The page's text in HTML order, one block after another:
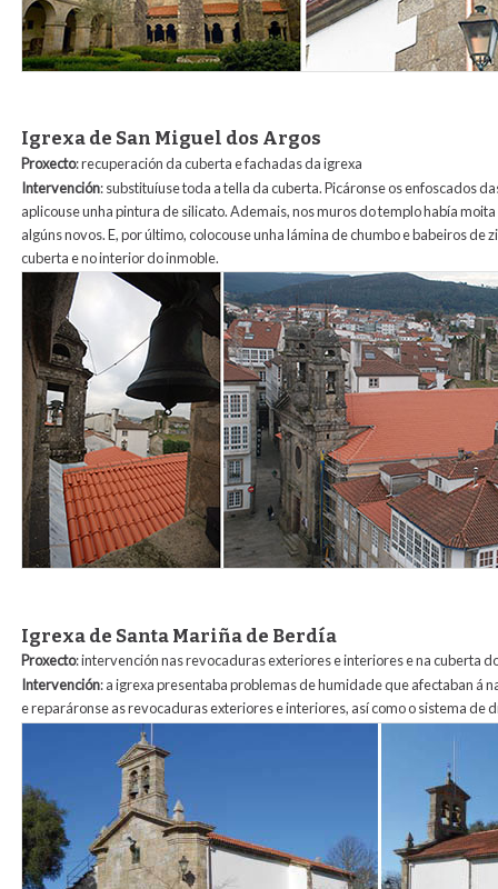
Igrexa de San Miguel dos Argos
Proxecto: recuperación da cuberta e fachadas da igrexa
Intervención: substituíuse toda a tella da cuberta. Picáronse os enfoscados
aplicouse unha pintura de silicato. Ademais, nos muros do templo había
algúns novos. E, por último, colocouse unha lámina de chumbo e babeiros
cuberta e no interior do inmoble.
6_san_miguel_dos_agros.jpg
Igrexa de Santa Mariña de Berdía
Proxecto: intervención nas revocaduras exteriores e interiores e na cuberta
Intervención: a igrexa presentaba problemas de humidade que afectaban á
e reparáronse as revocaduras exteriores e interiores, así como o sistema de
7_revocos_de_berdia.jpg